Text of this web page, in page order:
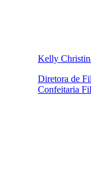
Kelly
Diretora de
Confeitaria